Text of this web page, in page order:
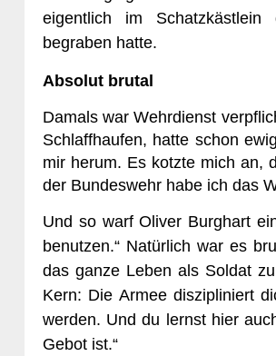
eigentlich im Schatzkästlein
begraben hatte.
Absolut brutal
Damals war Wehrdienst
Schlaffhaufen, hatte schon
mir herum. Es kotzte mich an,
der Bundeswehr habe ich das
Und so warf Oliver Burghart
benutzen.“ Natürlich war es
das ganze Leben als Soldat
Kern: Die Armee diszipliniert
werden. Und du lernst hier
Gebot ist.“